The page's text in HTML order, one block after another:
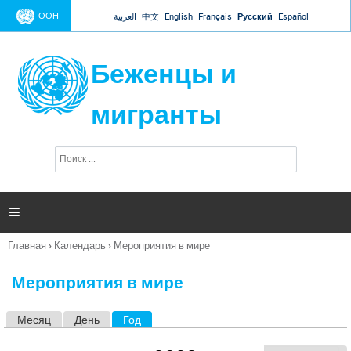
Jump to navigation
ООН العربية 中文 English Français Русский Español
Беженцы и
мигранты
п
и

Вы
Главная › Календарь › Мероприятия в мире
Мероприятия в мире
Месяц День Год